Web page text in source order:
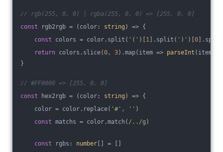
// rgb(255, 0, 0) | rgba(255, 0, 0) => [255, 0, 0]
const rgb2rgb = ( color: string ) => {
const colors = color.split( '(' )[1].split( ')' )[0
return colors.slice(0, 3).map( item => parseInt
}
// #FF0000 => [255, 0, 0]
const hex2rgb = ( color: string ) => {
color = color.replace( '#' , '' )
const matchs = color.match( /../g )
const rgbs: number [] = []